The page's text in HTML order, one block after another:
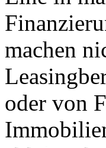
machen
oder von